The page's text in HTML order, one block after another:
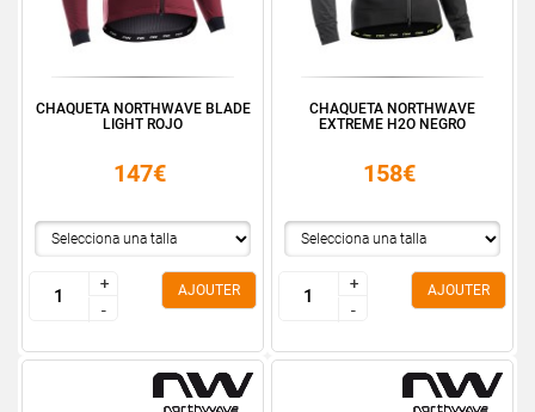
CHAQUETA NORTHWAVE BLADE
LIGHT ROJO
147€
+
-
+
-
AJOUTER
CHAQUETA NORTHWAVE
EXTREME H2O NEGRO
158€
+
-
+
-
AJOUTER